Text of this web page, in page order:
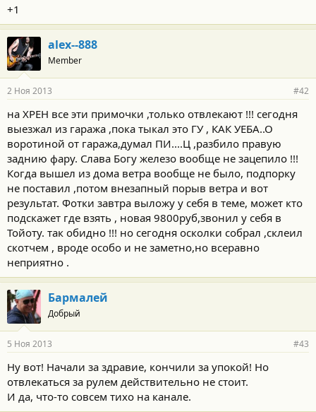
+1
alex--888
Member
2 Ноя 2013 #42
на ХРЕН все эти примочки ,только отвлекают !!! сегодня
выезжал из гаража ,пока тыкал это ГУ , КАК УЕБА..О
воротиной от гаража,думал ПИ....Ц ,разбило правую
заднию фару. Слава Богу железо вообще не зацепило !!!
Когда вышел из дома ветра вообще не было, подпорку
не поставил ,потом внезапный порыв ветра и вот
результат. Фотки завтра выложу у себя в теме, может кто
подскажет где взять , новая 9800руб,звонил у себя в
Тойоту. так обидно !!! но сегодня осколки собрал ,склеил
скотчем , вроде особо и не заметно,но всеравно
неприятно .
Бармалей
Добрый
5 Ноя 2013 #43
Ну вот! Начали за здравие, кончили за упокой! Но
отвлекаться за рулем действительно не стоит.
И да, что-то совсем тихо на канале.